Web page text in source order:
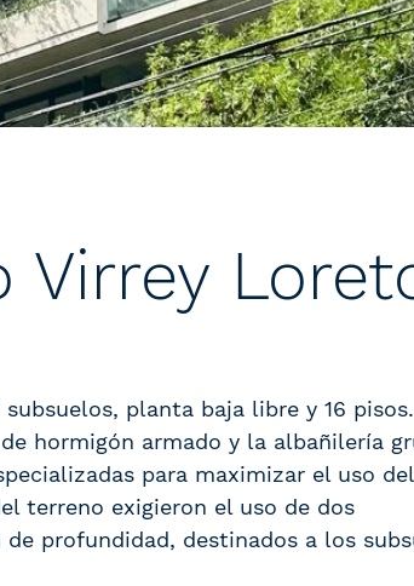
Virrey
planta baja libre y 16 pisos.
hormigón armado y la albañilería
para maximizar el uso
terreno exigieron el uso de dos
de profundidad, destinados a los